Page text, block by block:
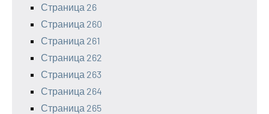
Страница 26
Страница 260
Страница 261
Страница 262
Страница 263
Страница 264
Страница 265